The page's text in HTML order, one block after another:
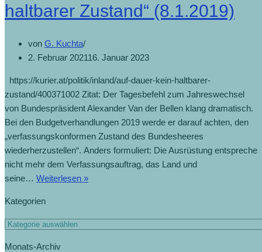
haltbarer Zustand“ (8.1.2019)
von G. Kuchta
2. Februar 202116. Januar 2023
https://kurier.at/politik/inland/auf-dauer-kein-haltbarer-
zustand/400371002 Zitat: Der Tagesbefehl zum Jahreswechsel
von Bundespräsident Alexander Van der Bellen klang dramatisch.
Bei den Budgetverhandlungen 2019 werde er darauf achten, den
„verfassungskonformen Zustand des Bundesheeres
wiederherzustellen“. Anders formuliert: Die Ausrüstung entspreche
nicht mehr dem Verfassungsauftrag, das Land und
seine… Weiterlesen »
Kategorien
Monats-Archiv